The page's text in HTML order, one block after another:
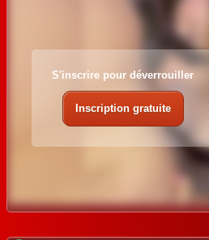
S'inscrire pour déverrouiller
Inscription gratuite